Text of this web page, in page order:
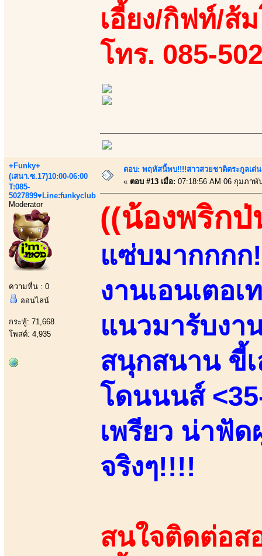
เอี้ยง/กิฟท์/ส้
โทร. 085-
+Funky+
(เสนา.ซ.17)10:00-06:00
T:085-
5027899♥Line:funkyclub
Moderator
ความหื่น : 0
ออนไลน์
กระทู้: 71,668
โพสต์: 4,935
ตอบ: พฤหัสนี้พบ!!!!สาวสวยชาติตระกูลเด่
« ตอบ #13 เมื่อ: 07:18:56 AM 06 กุมภาพั
((น้องพริกป่
แซ่บมากกกก
งานเอนเตอ
แนวมารับงา
สนุกสนาน ขี้
โดนนนส์
เพรียว น่าฟัด
จริงๆ!!!!
สนใจติดต่อส